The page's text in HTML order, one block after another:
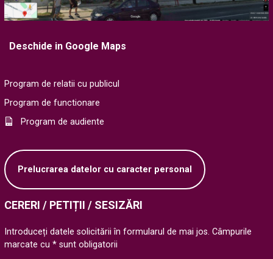
Deschide in Google Maps
Program de relatii cu publicul
Program de functionare
Program de audiente
Prelucrarea datelor cu caracter personal
CERERI / PETIȚII / SESIZĂRI
Introduceți datele solicitării în formularul de mai jos. Câmpurile
marcate cu * sunt obligatorii